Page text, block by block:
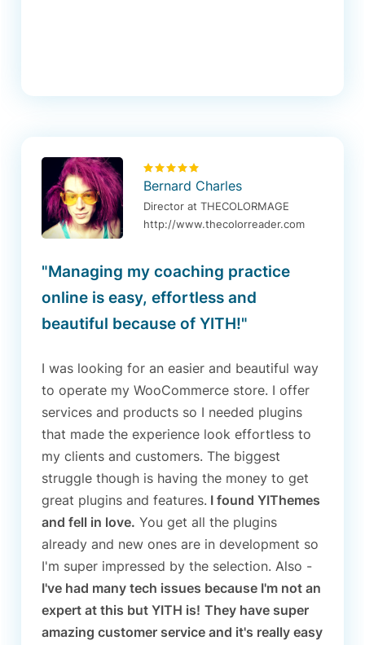
Bernard Charles
Director at THECOLORMAGE
http://www.thecolorreader.com
"Managing my coaching practice
online is easy, effortless and
beautiful because of YITH!"
I was looking for an easier and beautiful way
to operate my WooCommerce store. I offer
services and products so I needed plugins
that made the experience look effortless to
my clients and customers. The biggest
struggle though is having the money to get
great plugins and features. I found YIThemes
and fell in love. You get all the plugins
already and new ones are in development so
I'm super impressed by the selection. Also -
I've had many tech issues because I'm not an
expert at this but YITH is! They have super
amazing customer service and it's really easy